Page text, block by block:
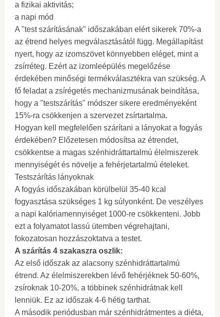
a fizikai aktivitás;
a napi mód
A "test szárításának" időszakában elért sikerek 70%-a
az étrend helyes megválasztásától függ. Megállapítást
nyert, hogy az izomszövet könnyebben eléget, mint a
zsírréteg. Ezért az izomleépülés megelőzése
érdekében minőségi termékválasztékra van szükség. A
fő feladat a zsírégetés mechanizmusának beindítása,
hogy a "testszárítás" módszer sikere eredményeként
15%-ra csökkenjen a szervezet zsírtartalma.
Hogyan kell megfelelően szárítani a lányokat a fogyás
érdekében? Előzetesen módosítsa az étrendet,
csökkentse a magas szénhidráttartalmú élelmiszerek
mennyiségét és növelje a fehérjetartalmú ételeket.
Testszárítás lányoknak
A fogyás időszakában körülbelül 35-40 kcal
fogyasztása szükséges 1 kg súlyonként. De veszélyes
a napi kalóriamennyiséget 1000-re csökkenteni. Jobb
ezt a folyamatot lassú ütemben végrehajtani,
fokozatosan hozzászoktatva a testet.
A szárítás 4 szakaszra oszlik:
Az első időszak az alacsony szénhidráttartalmú
étrend. Az élelmiszerekben lévő fehérjéknek 50-60%,
zsíroknak 10-20%, a többinek szénhidrátnak kell
lenniük. Ez az időszak 4-6 hétig tarthat.
A második periódusban már szénhidrátmentes a diéta,